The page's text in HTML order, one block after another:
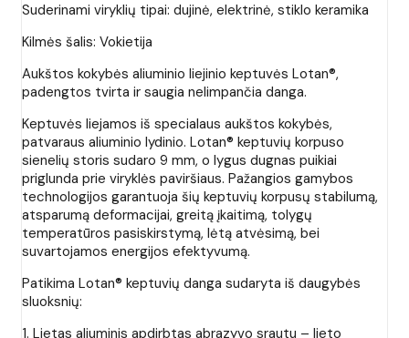
Suderinami viryklių tipai: dujinė, elektrinė, stiklo keramika
Kilmės šalis: Vokietija
Aukštos kokybės aliuminio liejinio keptuvės Lotan®,
padengtos tvirta ir saugia nelimpančia danga.
Keptuvės liejamos iš specialaus aukštos kokybės,
patvaraus aliuminio lydinio. Lotan® keptuvių korpuso
sienelių storis sudaro 9 mm, o lygus dugnas puikiai
priglunda prie viryklės paviršiaus. Pažangios gamybos
technologijos garantuoja šių keptuvių korpusų stabilumą,
atsparumą deformacijai, greitą įkaitimą, tolygų
temperatūros pasiskirstymą, lėtą atvėsimą, bei
suvartojamos energijos efektyvumą.
Patikima Lotan® keptuvių danga sudaryta iš daugybės
sluoksnių:
1. Lietas aliuminis apdirbtas abrazyvo srautu – lieto